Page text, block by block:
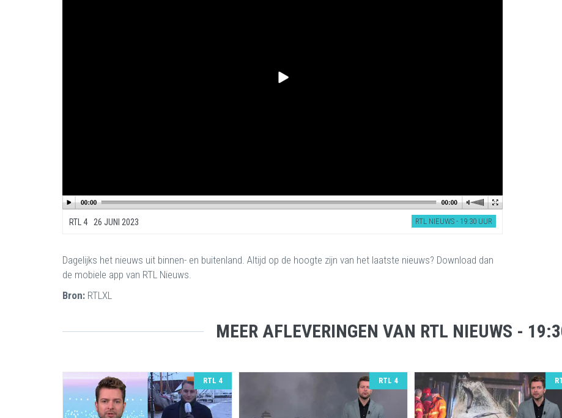
RTL 4 26 JUNI 2023 RTL NIEUWS - 19:30 UUR
Dagelijks het nieuws uit binnen- en buitenland. Altijd op de hoogte zijn van het laatste nieuws? Download dan
de mobiele app van RTL Nieuws.
Bron: RTLXL
MEER AFLEVERINGEN VAN RTL NIEUWS -
RTL 4 RTL 4